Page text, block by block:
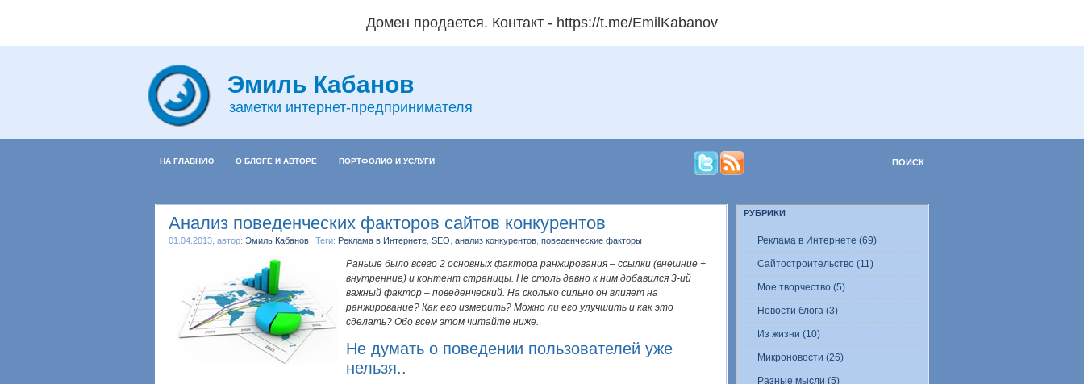
Домен продается. Контакт - https://t.me/EmilKabanov
Эмиль Кабанов
заметки интернет-предпринимателя
НА ГЛАВНУЮ О БЛОГЕ И АВТОРЕ ПОРТФОЛИО И УСЛУГИ
Анализ поведенческих факторов сайтов конкурентов
01.04.2013, автор: Эмиль Кабанов Теги: Реклама в Интернете SEO анализ конкурентов поведенческие факторы
Раньше было всего 2 основных фактора ранжирования – ссылки (внешние +
внутренние) и контент страницы. Не столь давно к ним добавился 3-ий
важный фактор – поведенческий. На сколько сильно он влияет на
ранжирование? Как его измерить? Можно ли его улучшить и как это
сделать? Обо всем этом читайте ниже.
Не думать о поведении пользователей уже
нельзя..
РУБРИКИ
Реклама в Интернете (69)
Сайтостроительство (11)
Мое творчество (5)
Новости блога (3)
Из жизни (10)
Микроновости (26)
Разные мысли (5)